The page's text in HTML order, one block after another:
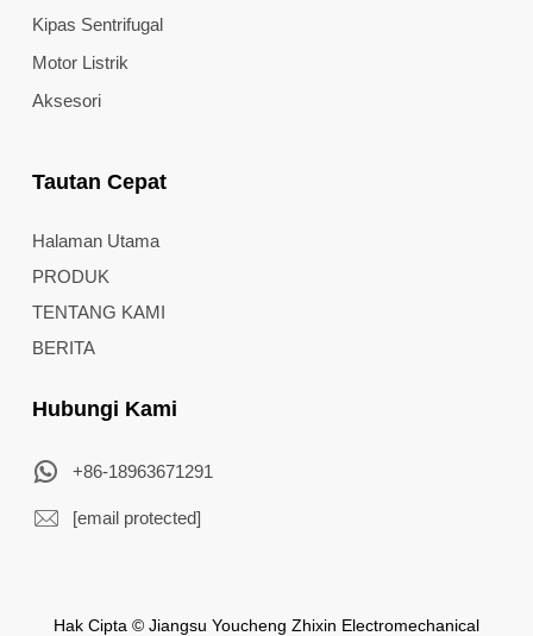
Kipas Sentrifugal
Motor Listrik
Aksesori
Tautan Cepat
Halaman Utama
PRODUK
TENTANG KAMI
BERITA
Hubungi Kami
+86-18963671291
[email protected]
Hak Cipta © Jiangsu Youcheng Zhixin Electromechanical